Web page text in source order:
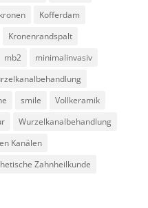
Kofferdam
Kronenrandspalt
mb2
minimalinvasiv
smile
Vollkeramik
Wurzelkanalbehandlung
Kanälen
Zahnheilkunde